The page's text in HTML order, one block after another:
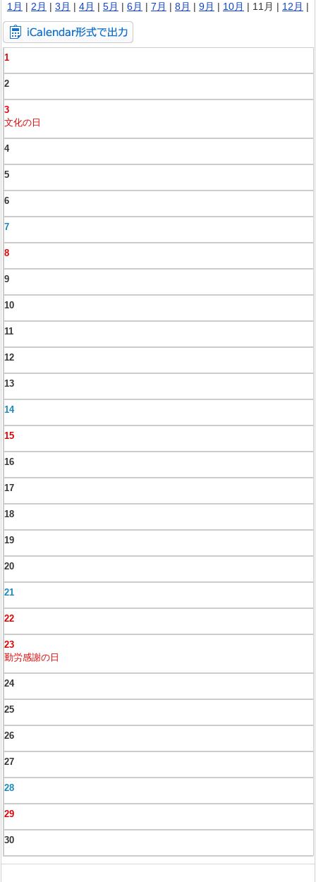
1月 | 2月 | 3月 | 4月 | 5月 | 6月 | 7月 | 8月 | 9月 | 10月 | 11月 | 12月 |
1
2
3
文化の日
4
5
6
7
8
9
10
11
12
13
14
15
16
17
18
19
20
21
22
23
勤労感謝の日
24
25
26
27
28
29
30